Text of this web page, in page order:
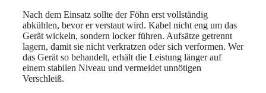
Nach dem Einsatz sollte der Föhn erst vollständig
abkühlen, bevor er verstaut wird. Kabel nicht eng um das
Gerät wickeln, sondern locker führen. Aufsätze getrennt
lagern, damit sie nicht verkratzen oder sich verformen. Wer
das Gerät so behandelt, erhält die Leistung länger auf
einem stabilen Niveau und vermeidet unnötigen
Verschleiß.